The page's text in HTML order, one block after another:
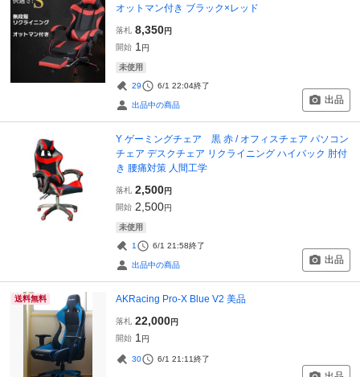
オットマン付き ブラック×レッド
落札 8,350円
開始 1 円
未使用
29 6/1 22:04終了
出品中の商品 出品
Y ゲーミングチェア 黒 赤 / オフィスチェア パソコン
チェア デスクチェア リクライニング ハイバック 肘付
き 腰痛対策 人間工学
落札 2,500円
開始 2,500円
未使用
1 6/1 21:58終了
出品中の商品 出品
送料無料 AKRacing Pro-X Blue V2 美品
落札 22,000円
開始 1 円
30 6/1 21:11終了